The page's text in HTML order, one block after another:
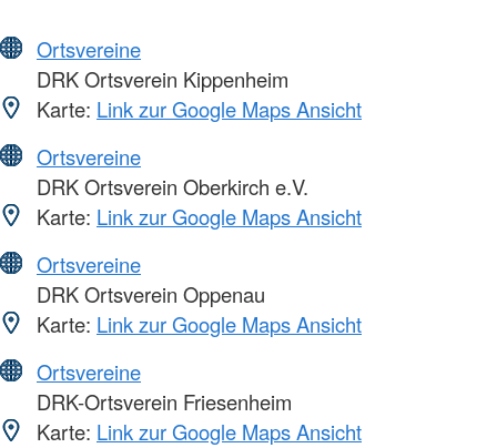
Ortsvereine
DRK Ortsverein Kippenheim
Karte: Link zur Google Maps Ansicht
Ortsvereine
DRK Ortsverein Oberkirch e.V.
Karte: Link zur Google Maps Ansicht
Ortsvereine
DRK Ortsverein Oppenau
Karte: Link zur Google Maps Ansicht
Ortsvereine
DRK-Ortsverein Friesenheim
Karte: Link zur Google Maps Ansicht